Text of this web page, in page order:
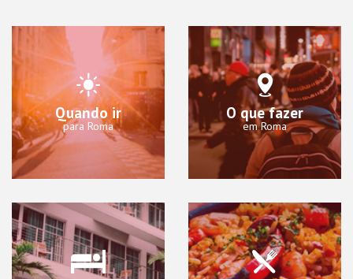
Quando ir
para Roma
O que fazer
em Roma